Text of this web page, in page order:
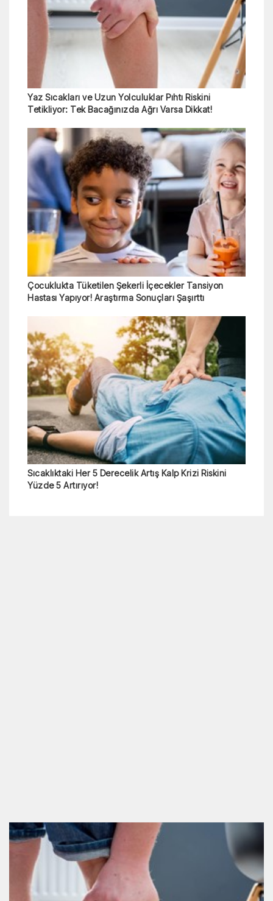
Yaz Sıcakları ve Uzun Yolculuklar Pıhtı Riskini
Tetikliyor: Tek Bacağınızda Ağrı Varsa Dikkat!
Çocuklukta Tüketilen Şekerli İçecekler Tansiyon
Hastası Yapıyor! Araştırma Sonuçları Şaşırttı
Sıcaklıktaki Her 5 Derecelik Artış Kalp Krizi Riskini
Yüzde 5 Artırıyor!